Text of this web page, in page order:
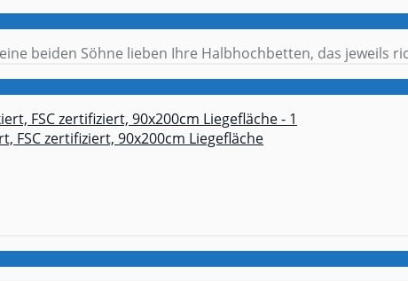
beiden Söhne lieben Ihre Halbhochbetten, das jeweils
FSC zertifiziert, 90x200cm Liegefläche